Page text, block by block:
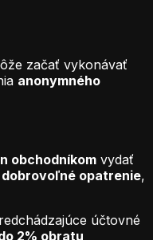
začať vykonávať
anonymného
obchodníkom vydať
dobrovoľné opatrenie,
účtovné
2% obratu